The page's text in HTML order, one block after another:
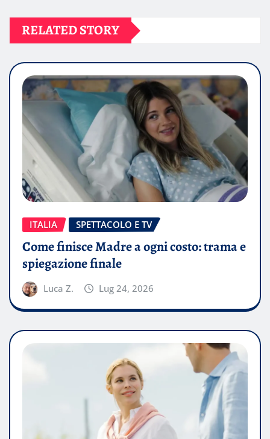
RELATED STORY
ITALIA SPETTACOLO E TV
Come finisce Madre a ogni costo: trama e
spiegazione finale
Luca Z. Lug 24, 2026